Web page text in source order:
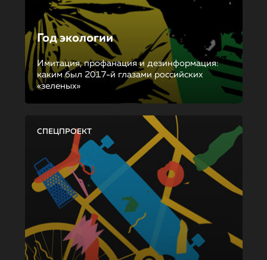
Год экологии
Имитация, профанация и дезинформация:
каким был 2017-й глазами российских
«зеленых»
СПЕЦПРОЕКТ